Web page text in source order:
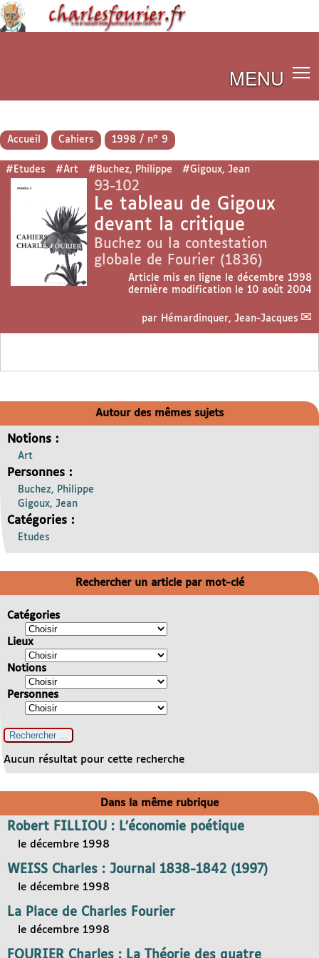
MENU
Accueil Cahiers 1998 / n° 9
#Etudes #Art #Buchez, Philippe #Gigoux, Jean
93-102
Le tableau de Gigoux
devant la critique
Buchez ou la contestation
globale de Fourier (1836)
Article mis en ligne le décembre 1998
dernière modification le 10 août 2004
par Hémardinquer, Jean-Jacques
Autour des mêmes sujets
Notions :
Art
Personnes :
Buchez, Philippe
Gigoux, Jean
Catégories :
Etudes
Rechercher un article par mot-clé
Catégories
Lieux
Notions
Personnes
Aucun résultat pour cette recherche
Dans la même rubrique
Robert FILLIOU : L’économie poétique
le décembre 1998
WEISS Charles : Journal 1838-1842 (1997)
le décembre 1998
La Place de Charles Fourier
le décembre 1998
FOURIER Charles : La Théorie des quatre